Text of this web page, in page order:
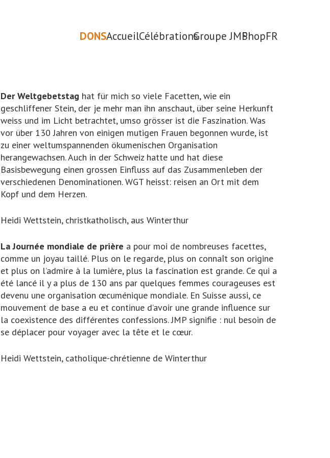
DONSAccueilCélébrationsGroupe JMPShopFR
Der Weltgebetstag hat für mich so viele Facetten, wie ein
geschliffener Stein, der je mehr man ihn anschaut, über seine Herkunft
weiss und im Licht betrachtet, umso grösser ist die Faszination. Was
vor über 130 Jahren von einigen mutigen Frauen begonnen wurde, ist
zu einer weltumspannenden ökumenischen Organisation
herangewachsen. Auch in der Schweiz hatte und hat diese
Basisbewegung einen grossen Einfluss auf das Zusammenleben der
verschiedenen Denominationen. WGT heisst: reisen an Ort mit dem
Kopf und dem Herzen.
Heidi Wettstein, christkatholisch, aus Winterthur
La Journée mondiale de prière a pour moi de nombreuses facettes,
comme un joyau taillé. Plus on le regarde, plus on connaît son origine
et plus on l’admire à la lumière, plus la fascination est grande. Ce qui a
été lancé il y a plus de 130 ans par quelques femmes courageuses est
devenu une organisation œcuménique mondiale. En Suisse aussi, ce
mouvement de base a eu et continue d’avoir une grande influence sur
la coexistence des différentes confessions. JMP signifie : nul besoin de
se déplacer pour voyager avec la tête et le cœur.
Heidi Wettstein, catholique-chrétienne de Winterthur